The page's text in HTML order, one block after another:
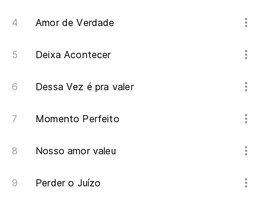
Amor de Verdade
Deixa Acontecer
Dessa Vez é pra valer
Momento Perfeito
Nosso amor valeu
Perder o Juízo